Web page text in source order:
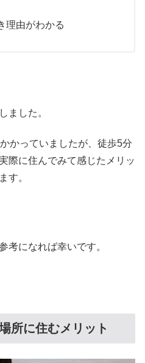
理由がわかる
ました。
かっていましたが、徒歩5分
際に住んでみて感じたメリッ
す。
考になれば幸いです。
所に住むメリット